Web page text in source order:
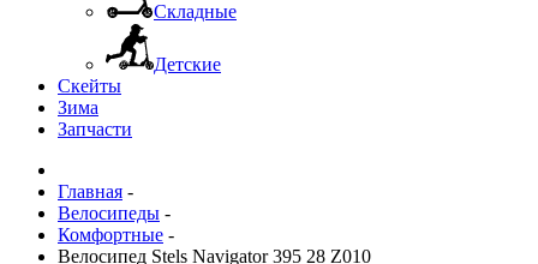
Складные
Детские
Скейты
Зима
Запчасти
Главная -
Велосипеды -
Комфортные -
Велосипед Stels Navigator 395 28 Z010